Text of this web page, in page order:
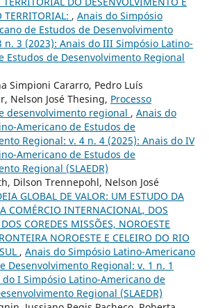
, Anais do Simpósio
de Estudos de Desenvolvimento
n. 3 (2023): Anais do III Simpósio Latino-
Estudos de Desenvolvimento Regional
Simpioni Cararro, Pedro Luís
Nelson José Thesing, Processo
desenvolvimento regional , Anais do
Americano de Estudos de
Regional: v. 4 n. 4 (2025): Anais do IV
Americano de Estudos de
Regional (SLAEDR)
Dilson Trennepohl, Nelson José
GLOBAL DE VALOR: UM ESTUDO DA
COMÉRCIO INTERNACIONAL, DOS
COREDES MISSÕES, NOROESTE
NOROESTE E CELEIRO DO RIO
, Anais do Simpósio Latino-Americano
Desenvolvimento Regional: v. 1 n. 1
do I Simpósio Latino-Americano de
Regional (SLAEDR)